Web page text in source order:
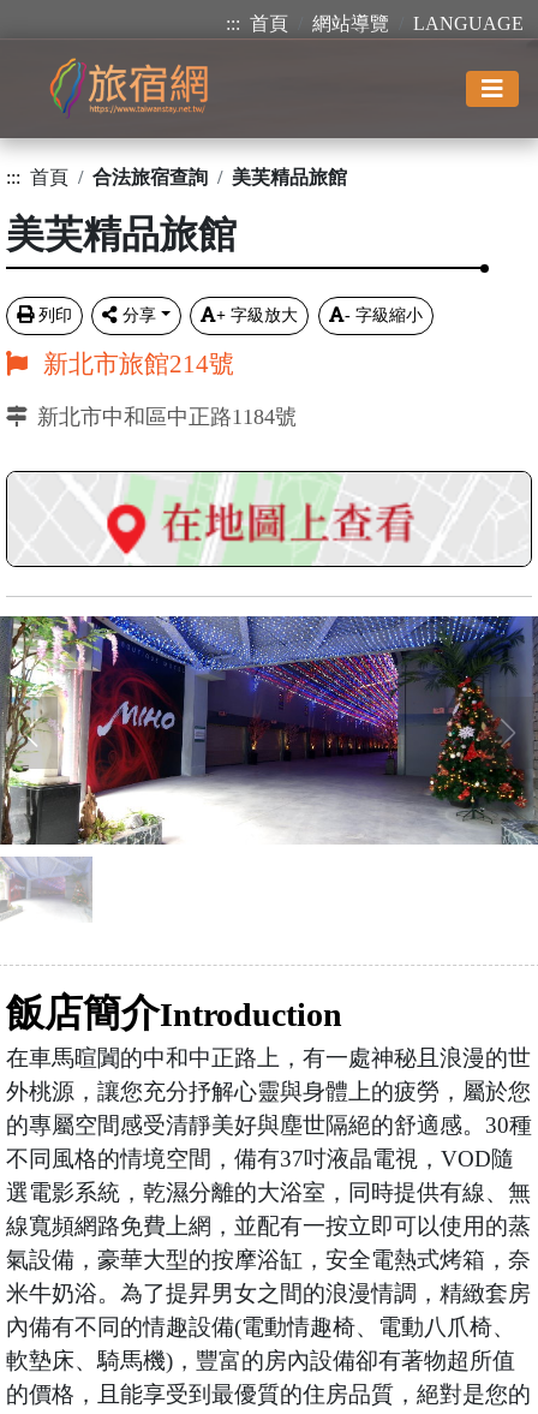
::: 首頁 網站導覽 LANGUAGE
::: 首頁 合法旅宿查詢 美芙精品旅館
美芙精品旅館
列印 分享 + 字級放大 - 字級縮小
新北市旅館214號
新北市中和區中正路1184號
飯店簡介Introduction
在車馬暄闐的中和中正路上，有一處神秘且浪漫的世
外桃源，讓您充分抒解心靈與身體上的疲勞，屬於您
的專屬空間感受清靜美好與塵世隔絕的舒適感。30種
不同風格的情境空間，備有37吋液晶電視，VOD隨
選電影系統，乾濕分離的大浴室，同時提供有線、無
線寬頻網路免費上網，並配有一按立即可以使用的蒸
氣設備，豪華大型的按摩浴缸，安全電熱式烤箱，奈
米牛奶浴。為了提昇男女之間的浪漫情調，精緻套房
內備有不同的情趣設備(電動情趣椅、電動八爪椅、
軟墊床、騎馬機)，豐富的房內設備卻有著物超所值
的價格，且能享受到最優質的住房品質，絕對是您的